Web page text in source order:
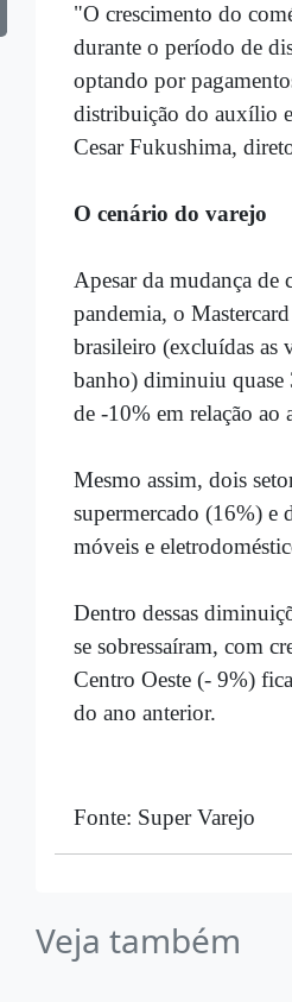
"O crescimento do
durante o período de
optando por
distribuição do auxílio
Cesar Fukushima,
O cenário do varejo
Apesar da mudança de
pandemia, o
brasileiro (excluídas as
banho) diminuiu quase
de -10% em relação ao
Mesmo assim, dois
supermercado (16%) e
móveis e
Dentro dessas
se sobressaíram, com
Centro Oeste (- 9%)
do ano anterior.
Fonte: Super Varejo
Veja também